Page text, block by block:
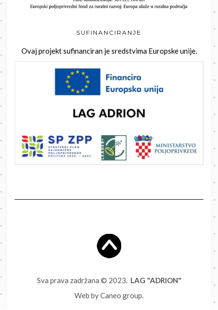
SUFINANCIRANJE
Ovaj projekt sufinanciran je sredstvima Europske unije.
Sva prava zadržana © 2023. LAG "ADRION"
Web byCaneo group.